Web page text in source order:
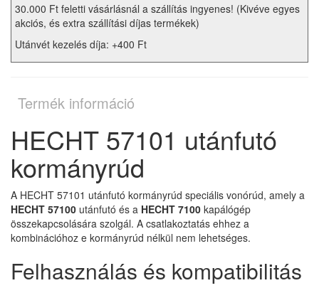
30.000 Ft feletti vásárlásnál a szállítás ingyenes! (Kivéve egyes
akciós, és extra szállítási díjas termékek)
Utánvét kezelés díja: +400 Ft
Termék információ
HECHT 57101 utánfutó
kormányrúd
A HECHT 57101 utánfutó kormányrúd speciális vonórúd, amely a
HECHT 57100 utánfutó és a HECHT 7100 kapálógép
összekapcsolására szolgál. A csatlakoztatás ehhez a
kombinációhoz e kormányrúd nélkül nem lehetséges.
Felhasználás és kompatibilitás